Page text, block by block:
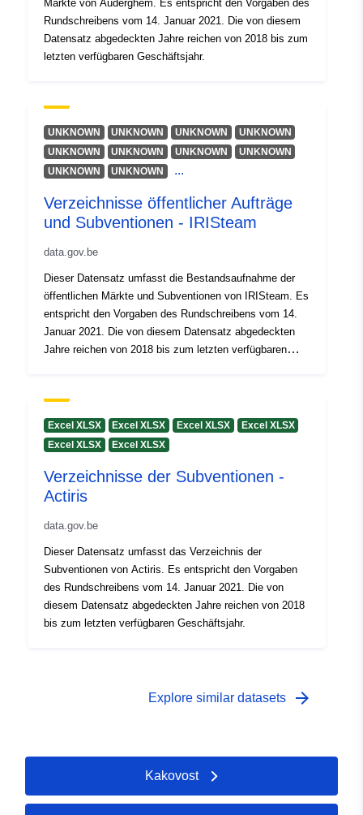
Pravice za
dostop:
public
Märkte von Auderghem. Es entspricht den Vorgaben des
Rundschreibens vom 14. Januar 2021. Die von diesem
Datensatz abgedeckten Jahre reichen von 2018 bis zum
letzten verfügbaren Geschäftsjahr.
UNKNOWN UNKNOWN UNKNOWN
UNKNOWN
UNKNOWN
UNKNOWN UNKNOWN
UNKNOWN
UNKNOWN
UNKNOWN ...
Verzeichnisse öffentlicher Aufträge
und Subventionen - IRISteam
data.gov.be
Dieser Datensatz umfasst die Bestandsaufnahme der
öffentlichen Märkte und Subventionen von IRISteam. Es
entspricht den Vorgaben des Rundschreibens vom 14.
Januar 2021. Die von diesem Datensatz abgedeckten
Jahre reichen von 2018 bis zum letzten verfügbaren
Excel XLSX Excel XLSX Excel XLSX
Excel XLSX
Excel XLSX
Excel XLSX
Verzeichnisse der Subventionen -
Actiris
data.gov.be
Dieser Datensatz umfasst das Verzeichnis der
Subventionen von Actiris. Es entspricht den Vorgaben
des Rundschreibens vom 14. Januar 2021. Die von
diesem Datensatz abgedeckten Jahre reichen von 2018
bis zum letzten verfügbaren Geschäftsjahr.
Explore similar datasets arrow_forward
Kakovost